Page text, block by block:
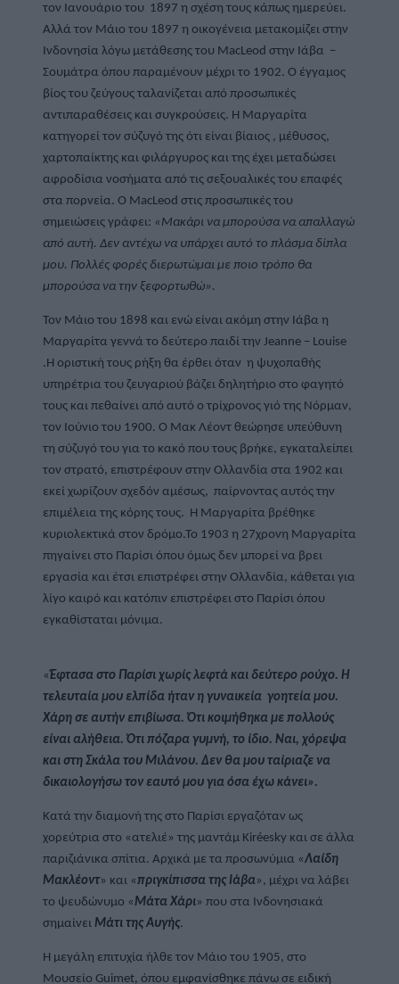
τον Ιανουάριο του  1897 η σχέση τους κάπως ημερεύει.
Αλλά τον Μάιο του 1897 η οικογένεια μετακομίζει στην
Ινδονησία λόγω μετάθεσης του MacLeod στην Ιάβα  –
Σουμάτρα όπου παραμένουν μέχρι το 1902. Ο έγγαμος
βίος του ζεύγους ταλανίζεται από προσωπικές
αντιπαραθέσεις και συγκρούσεις. Η Μαργαρίτα
κατηγορεί τον σύζυγό της ότι είναι βίαιος , μέθυσος,
χαρτοπαίκτης και φιλάργυρος και της έχει μεταδώσει
αφροδίσια νοσήματα από τις σεξουαλικές του επαφές
στα πορνεία. Ο MacLeod στις προσωπικές του
σημειώσεις γράφει: «Μακάρι να μπορούσα να απαλλαγώ
από αυτή. Δεν αντέχω να υπάρχει αυτό το πλάσμα δίπλα
μου. Πολλές φορές διερωτώμαι με ποιο τρόπο θα
μπορούσα να την ξεφορτωθώ».
Τον Μάιο του 1898 και ενώ είναι ακόμη στην Ιάβα η
Μαργαρίτα γεννά το δεύτερο παιδί την Jeanne – Louise
.Η οριστική τους ρήξη θα έρθει όταν  η ψυχοπαθής
υπηρέτρια του ζευγαριού βάζει δηλητήριο στο φαγητό
τους και πεθαίνει από αυτό ο τρίχρονος γιό της Νόρμαν,
τον Ιούνιο του 1900. Ο Μακ Λέοντ θεώρησε υπεύθυνη
τη σύζυγό του για το κακό που τους βρήκε, εγκαταλείπει
τον στρατό, επιστρέφουν στην Ολλανδία στα 1902 και
εκεί χωρίζουν σχεδόν αμέσως,  παίρνοντας αυτός την
επιμέλεια της κόρης τους.  Η Μαργαρίτα βρέθηκε
κυριολεκτικά στον δρόμο.Το 1903 η 27χρονη Μαργαρίτα
πηγαίνει στο Παρίσι όπου όμως δεν μπορεί να βρει
εργασία και έτσι επιστρέφει στην Ολλανδία, κάθεται για
λίγο καιρό και κατόπιν επιστρέφει στο Παρίσι όπου
εγκαθίσταται μόνιμα.
«Έφτασα στο Παρίσι χωρίς λεφτά και δεύτερο ρούχο. Η
τελευταία μου ελπίδα ήταν η γυναικεία  γοητεία μου.
Χάρη σε αυτήν επιβίωσα. Ότι κοιμήθηκα με πολλούς
είναι αλήθεια. Ότι πόζαρα γυμνή, το ίδιο. Ναι, χόρεψα
και στη Σκάλα του Μιλάνου. Δεν θα μου ταίριαζε να
δικαιολογήσω τον εαυτό μου για όσα έχω κάνει».
Κατά την διαμονή της στο Παρίσι εργαζόταν ως
χορεύτρια στο «ατελιέ» της μαντάμ Kiréesky και σε άλλα
παριζιάνικα σπίτια. Αρχικά με τα προσωνύμια «Λαίδη
Μακλέοντ» και «πριγκίπισσα της Ιάβα », μέχρι να λάβει
το ψευδώνυμο « Μάτα Χάρι» που στα Ινδονησιακά
σημαίνει Μάτι της Αυγής.
Η μεγάλη επιτυχία ήλθε τον Μάιο του 1905, στο
Μουσείο Guimet, όπου εμφανίσθηκε πάνω σε ειδική